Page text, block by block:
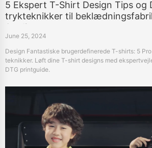
5 Ekspert T-Shirt Design Tips og
trykteknikker til
Studios
June 25, 2024
Design Fantastiske brugerdefinerede T-shirts: 5
teknikker. Løft dine T-shirt designs med
DTG printguide.